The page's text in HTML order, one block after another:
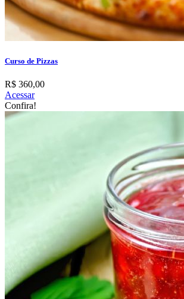
Curso de Pizzas
R$ 360,00
Acessar
Confira!